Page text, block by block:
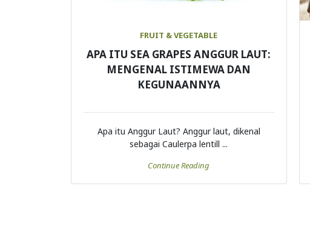
FRUIT & VEGETABLE
APA ITU SEA GRAPES ANGGUR LAUT:
MENGENAL ISTIMEWA DAN
KEGUNAANNYA
Apa itu Anggur Laut? Anggur laut, dikenal
sebagai Caulerpa lentill ...
Continue Reading